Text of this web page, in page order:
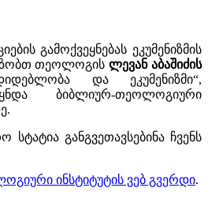
გამოქვეყნებას ეკუმენიზმის
თეოლოგისლევან აბაშიძის
და ეკუმენიზმი“,
ბიბლიურ-თეოლოგიური
განგვეთავსებინა ჩვენს
ინსტიტუტის ვებ გვერდი.